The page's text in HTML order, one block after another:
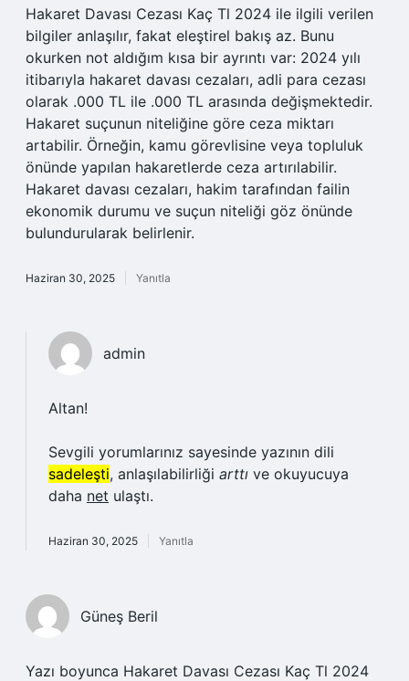
Hakaret Davası Cezası Kaç Tl 2024 ile ilgili verilen
bilgiler anlaşılır, fakat eleştirel bakış az. Bunu
okurken not aldığım kısa bir ayrıntı var: 2024 yılı
itibarıyla hakaret davası cezaları, adli para cezası
olarak .000 TL ile .000 TL arasında değişmektedir.
Hakaret suçunun niteliğine göre ceza miktarı
artabilir. Örneğin, kamu görevlisine veya topluluk
önünde yapılan hakaretlerde ceza artırılabilir.
Hakaret davası cezaları, hakim tarafından failin
ekonomik durumu ve suçun niteliği göz önünde
bulundurularak belirlenir.
Haziran 30, 2025 Yanıtla
admin
Altan!
Sevgili yorumlarınız sayesinde yazının dili
sadeleşti, anlaşılabilirliği arttı ve okuyucuya
daha net ulaştı.
Haziran 30, 2025 Yanıtla
Güneş Beril
Yazı boyunca Hakaret Davası Cezası Kaç Tl 2024